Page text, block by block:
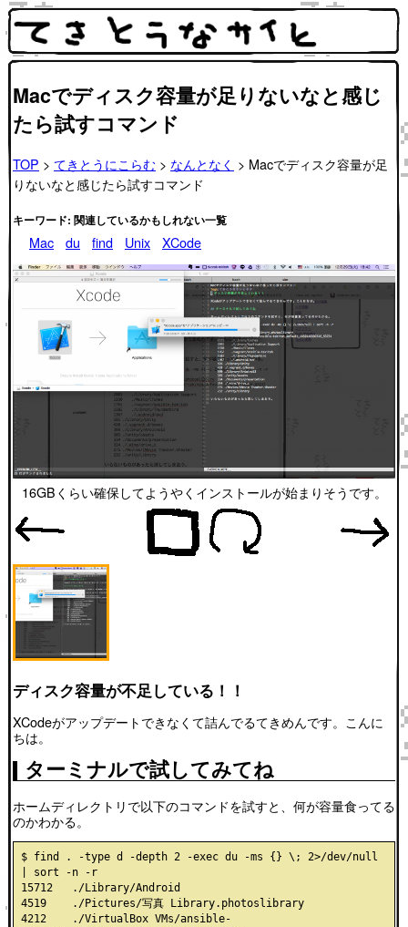
Macでディスク容量が足りないなと感じ
たら試すコマンド
TOP > てきとうにこらむ > なんとなく > Macでディスク容量が足
りないなと感じたら試すコマンド
キーワード: 関連しているかもしれない一覧
Mac du find Unix XCode
16GBくらい確保してようやくインストールが始まりそうです。
ディスク容量が不足している！！
XCodeがアップデートできなくて詰んでるてきめんです。こんに
ちは。
ターミナルで試してみてね
ホームディレクトリで以下のコマンドを試すと、何が容量食ってる
のかわかる。
$ find . -type d -depth 2 -exec du -ms {} \; 2>/dev/null
| sort -n -r
15712   ./Library/Android
4519    ./Pictures/写真 Library.photoslibrary
4212    ./VirtualBox VMs/ansible-